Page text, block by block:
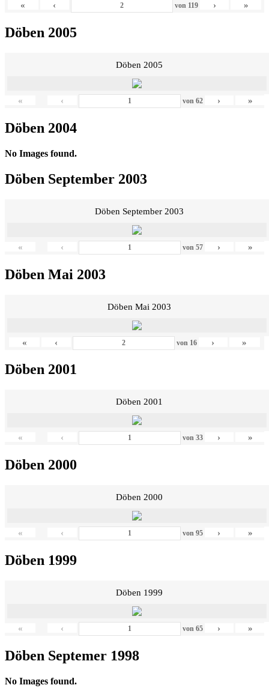
« ‹ von 119 › »
Döben 2005
Döben 2005
« ‹ von 62 › »
Döben 2004
No Images found.
Döben September 2003
Döben September 2003
« ‹ von 57 › »
Döben Mai 2003
Döben Mai 2003
« ‹ von 16 › »
Döben 2001
Döben 2001
« ‹ von 33 › »
Döben 2000
Döben 2000
« ‹ von 95 › »
Döben 1999
Döben 1999
« ‹ von 65 › »
Döben Septemer 1998
No Images found.